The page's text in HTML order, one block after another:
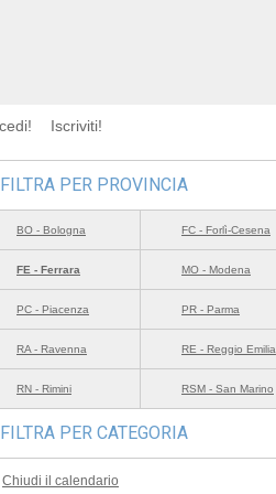
Iscriviti!
FILTRA PER PROVINCIA
BO - Bologna FC - Forlì-Cesena
FE - Ferrara MO - Modena
PC - Piacenza PR - Parma
RA - Ravenna RE - Reggio Emilia
RN - Rimini RSM - San Marino
FILTRA PER CATEGORIA
Chiudi il calendario